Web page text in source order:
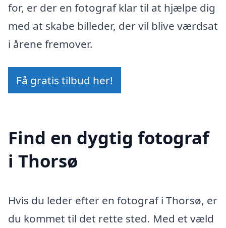
for, er der en fotograf klar til at hjælpe dig
med at skabe billeder, der vil blive værdsat
i årene fremover.
Få gratis tilbud her!
Find en dygtig fotograf
i Thorsø
Hvis du leder efter en fotograf i Thorsø, er
du kommet til det rette sted. Med et væld